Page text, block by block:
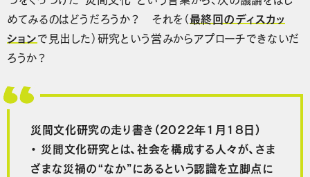
めてみるのはどうだろうか？ それを（最終回のディスカッ
ションで見出した）研究という営みからアプローチできないだ
ろうか？
災間文化研究の走り書き（2022年1月18日）
・ 災間文化研究とは、社会を構成する人々が、さま
ざまな災禍の“なか”にあるという認識を立脚点に